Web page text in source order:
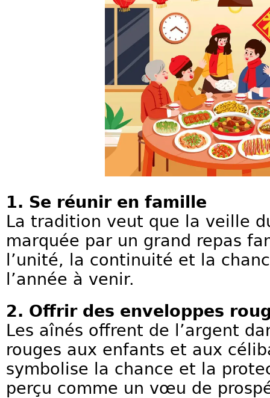
1. Se réunir en famille
La tradition veut que la veille
marquée par un grand repas
l’unité, la continuité et la
l’année à venir.
2. Offrir des enveloppes
Les aînés offrent de l’argent
rouges aux enfants et aux
symbolise la chance et la
perçu comme un vœu de